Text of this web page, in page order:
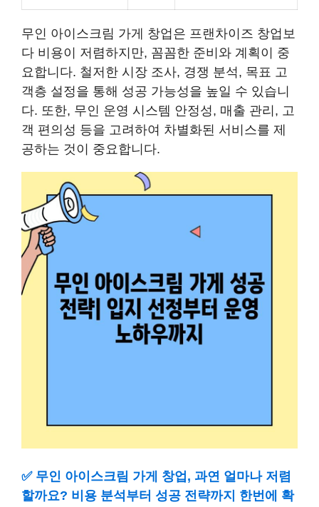
무인 아이스크림 가게 창업은 프랜차이즈 창업보
다 비용이 저렴하지만, 꼼꼼한 준비와 계획이 중
요합니다. 철저한 시장 조사, 경쟁 분석, 목표 고
객층 설정을 통해 성공 가능성을 높일 수 있습니
다. 또한, 무인 운영 시스템 안정성, 매출 관리, 고
객 편의성 등을 고려하여 차별화된 서비스를 제
공하는 것이 중요합니다.
✅ 무인 아이스크림 가게 창업, 과연 얼마나 저렴
할까요? 비용 분석부터 성공 전략까지 한번에 확